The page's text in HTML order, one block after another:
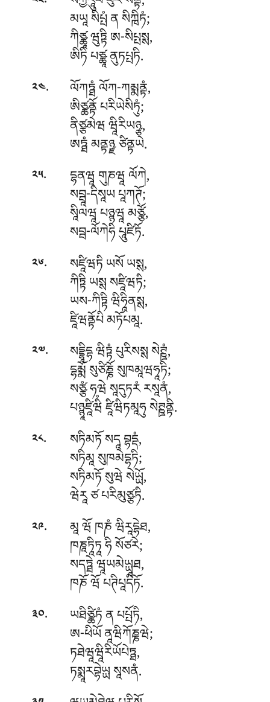
མཡཱ སིཔྤཾ ན སིཀྑིཏཾ;
ཀིཙྪཱ ཝུཏྟི ཨ-སིཔྤསྶ,
ཨིཏི པཙྪཱ ནུཏཔྤཏི.
༢༤. ལོཀཏྠཾལོཀ-ཀམྨནྟཾ,
ཨིཙྪནྟོ པརིཡེསིཏུཾ;
ནིཙྩམེཝ ཝཱིརིཡཉྩ,
ཨཏྠཾ མནྟཉྫ ཙིནྟཡེ.
༢༥. དྷནཝཱགུཎཝཱ ལོཀེ,
སབྦཱ-དིསཱཡ པཱཀཊོ;
སཱིལཝཱ པཉྙཝཱ མཙྩོ,
སབྦ-ལོཀེཧི པཱུཛིཏོ.
༢༦. སཛཱིཝཏིཡསོ ཡསྶ,
ཀིཏྟི ཡསྶ སཛཱིཝཏི;
ཡས-ཀིཏྟི ཝིཧཱིནསྶ,
ཛཱིཝནྟོཔི མཏོཔམཱ.
༢༧. སདྡྷཱིདྷཝིཏྟཾ པུརིསསྶ སེཊྛཾ,
དྷམྨོ སུཙིཎྞོ སུཁམཱཝཧཱཏི;
སཙྩཾ ཧཝེ སཱདུཏརཾ རསཱནཾ,
པཉྙཱཛཱིཝིཾ ཛཱིཝིཏམཱཧུ སེཊྛནྟི.
༢༨. སཏིམཏོསདཱ བྷདྡཾ,
སཏིམཱ སུཁམེདྷཏི;
སཏིམཏོ སུཝེ སེཡྻོ,
ཝེརཱ ཙ པརིམུཙྩཏི.
༢༩. མཱཝོ ཁཎཾ ཝིརཱདྷེཐ,
ཁཎཱཏཱིཏཱ ཧི སོཙརེ;
སདཏྠེ ཝཱཡམེཡྻཱཐ,
ཁཎོ ཝོ པཊིཔཱདིཏོ.
༣༠. ཡཐིཙྪིཏཾན པཔྤོཏི,
ཨ-ཕིཡོ ནཱཝིཀོཎྞཝེ;
ཏཐེཝཱཝཱིརིཡོཔེཏྠ,
ཏསྨཱརབྷེཡྻ སཱསནཾ.